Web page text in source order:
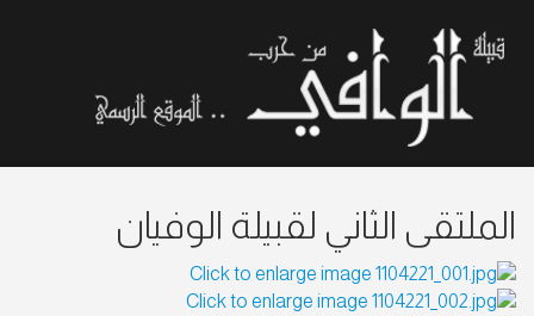
الملتقى الثاني لقبيلة الوفيان